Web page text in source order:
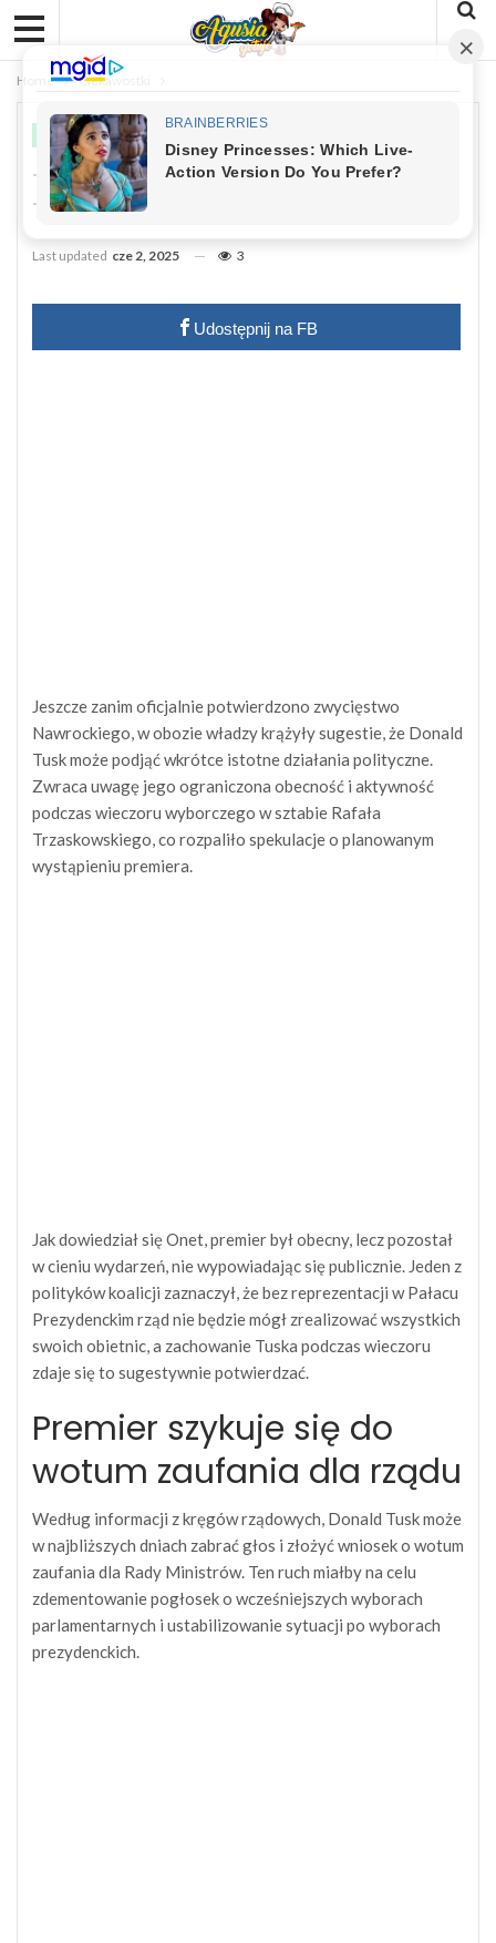
Home Ciekawostki
CIEKAWOSTKI
Tusk Może To Zrobić Jeszcze W Tym
Tygodniu. Zaskakujący Scenariusz
Last updated cze 2, 2025 3
Udostępnij na FB
Jeszcze zanim oficjalnie potwierdzono zwycięstwo
Nawrockiego, w obozie władzy krążyły sugestie, że Donald
Tusk może podjąć wkrótce istotne działania polityczne.
Zwraca uwagę jego ograniczona obecność i aktywność
podczas wieczoru wyborczego w sztabie Rafała
Trzaskowskiego, co rozpaliło spekulacje o planowanym
wystąpieniu premiera.
Jak dowiedział się Onet, premier był obecny, lecz pozostał
w cieniu wydarzeń, nie wypowiadając się publicznie. Jeden z
polityków koalicji zaznaczył, że bez reprezentacji w Pałacu
Prezydenckim rząd nie będzie mógł zrealizować wszystkich
swoich obietnic, a zachowanie Tuska podczas wieczoru
zdaje się to sugestywnie potwierdzać.
Premier szykuje się do
wotum zaufania dla rządu
Według informacji z kręgów rządowych, Donald Tusk może
w najbliższych dniach zabrać głos i złożyć wniosek o wotum
zaufania dla Rady Ministrów. Ten ruch miałby na celu
zdementowanie pogłosek o wcześniejszych wyborach
parlamentarnych i ustabilizowanie sytuacji po wyborach
prezydenckich.